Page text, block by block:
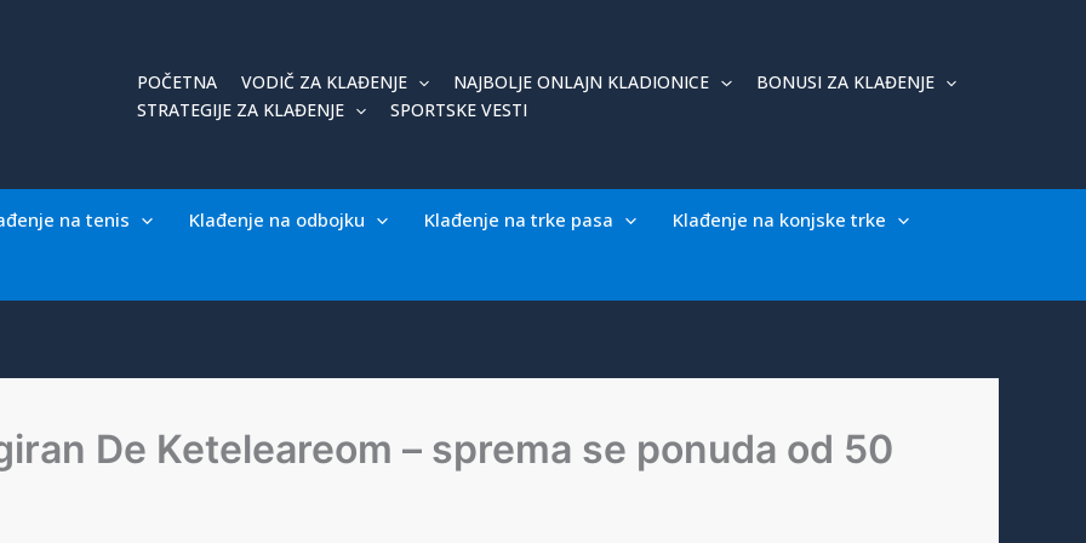
POČETNA VODIČ ZA KLAĐENJE NAJBOLJE ONLAJN KLADIONICE
BONUSI ZA KLAĐENJE
STRATEGIJE ZA KLAĐENJE
SPORTSKE VESTI
na tenis Klađenje na odbojku Klađenje na trke pasa Klađenje na konjske trke
De Keteleareom – sprema se ponuda od 50